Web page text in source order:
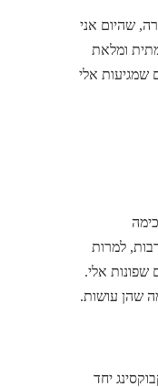
שהיום אני
ומלאת
שמגיעות אלי
למרות
אלי.
שהן עושות.
יחד